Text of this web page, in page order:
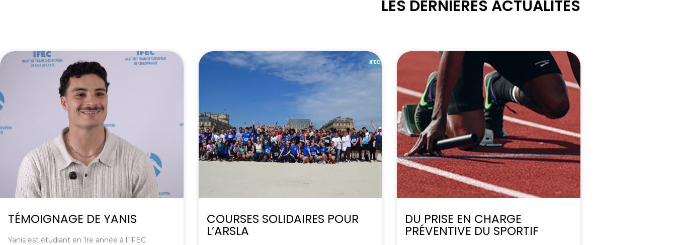
LES DERNIÈRES ACTUALITÉS
TÉMOIGNAGE DE YANIS
Yanis est étudiant en 1re année à l’IFEC
COURSES SOLIDAIRES POUR
L’ARSLA
DU PRISE EN CHARGE
PRÉVENTIVE DU SPORTIF